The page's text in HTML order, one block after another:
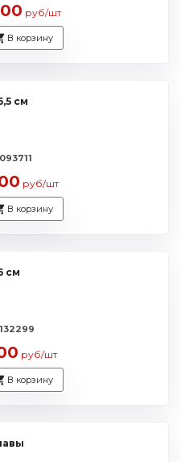
руб/шт
В корзину
см
руб/шт
В корзину
см
руб/шт
В корзину